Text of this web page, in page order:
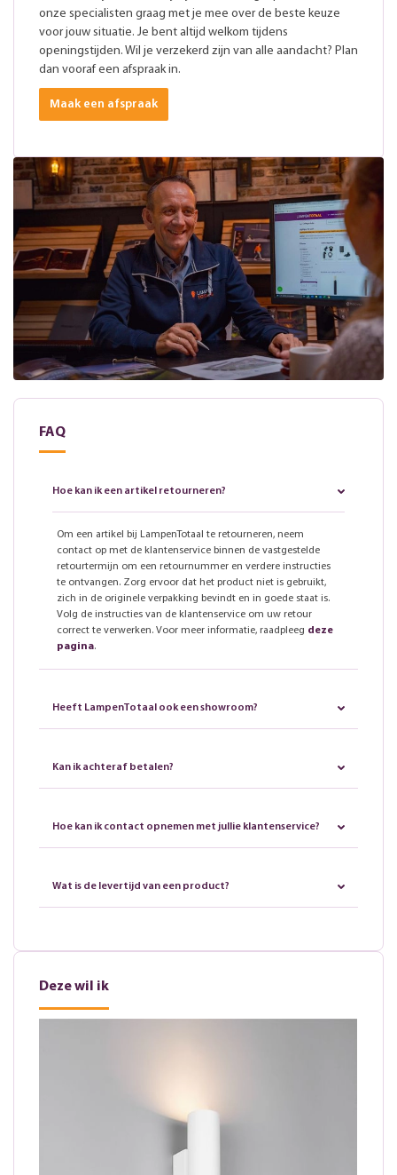
onze specialisten graag met je mee over de beste keuze
voor jouw situatie. Je bent altijd welkom tijdens
openingstijden. Wil je verzekerd zijn van alle aandacht? Plan
dan vooraf een afspraak in.
Maak een afspraak
FAQ
Hoe kan ik een artikel retourneren?
Om een artikel bij LampenTotaal te retourneren, neem
contact op met de klantenservice binnen de vastgestelde
retourtermijn om een retournummer en verdere instructies
te ontvangen. Zorg ervoor dat het product niet is gebruikt,
zich in de originele verpakking bevindt en in goede staat is.
Volg de instructies van de klantenservice om uw retour
correct te verwerken. Voor meer informatie, raadpleeg deze
pagina.
Heeft LampenTotaal ook een showroom?
Kan ik achteraf betalen?
Hoe kan ik contact opnemen met jullie klantenservice?
Wat is de levertijd van een product?
Deze wil ik